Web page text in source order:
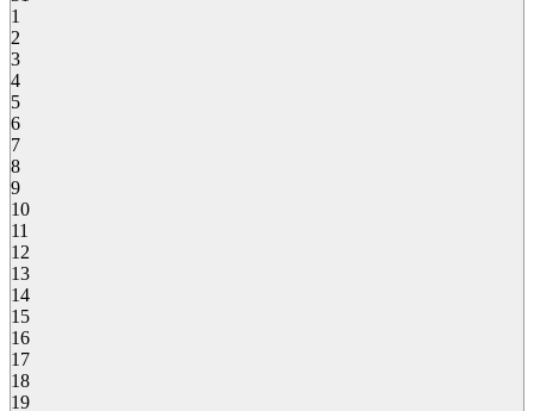
1
2
3
4
5
6
7
8
9
10
11
12
13
14
15
16
17
18
19